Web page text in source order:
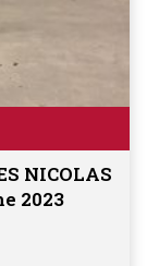
NICOLAS
2023